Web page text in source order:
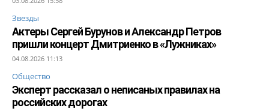
Звезды
Актеры Сергей Бурунов и Александр Петров
пришли концерт Дмитриенко в «Лужниках»
04.08.2026 11:13
Общество
Эксперт рассказал о неписаных правилах на
российских дорогах